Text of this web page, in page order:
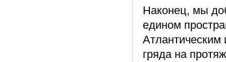
Наконец, мы
едином
гряда на